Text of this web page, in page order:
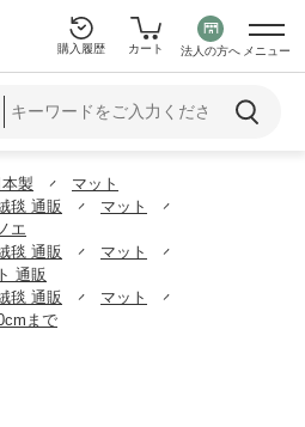
購入履歴 カート 法人の方へ メニュー
本製
マット
毯 通販
マット
エ
毯 通販
マット
通販
毯 通販
マット
まで